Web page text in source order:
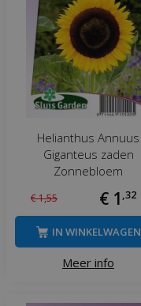
Helianthus Annuus
Giganteus zaden
Zonnebloem
€1,55 € 1 ,32
Meer info
IN WINKELWAGEN